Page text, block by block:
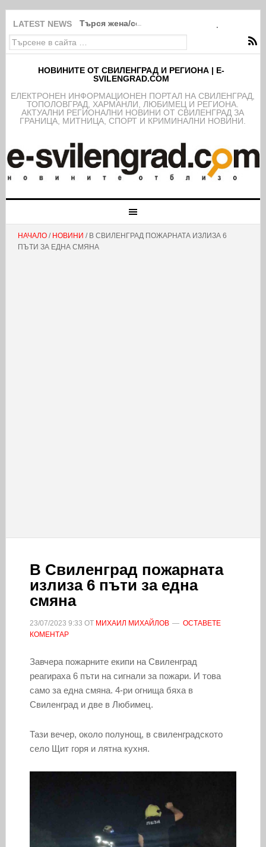
LATEST NEWS Търся жена/семейство за помощ в
НОВИНИТЕ ОТ СВИЛЕНГРАД И РЕГИОНА | E-
SVILENGRAD.COM
EЛЕКТРОНЕН ИНФОРМАЦИОНЕН ПОРТАЛ НА СВИЛЕНГРАД,
ТОПОЛОВГРАД, ХАРМАНЛИ, ЛЮБИМЕЦ И РЕГИОНА.
АКТУАЛНИ РЕГИОНАЛНИ НОВИНИ ОТ СВИЛЕНГРАД ЗА
ГРАНИЦА, МИТНИЦА, СПОРТ И КРИМИНАЛНИ НОВИНИ.
НАЧАЛО/ НОВИНИ / В СВИЛЕНГРАД ПОЖАРНАТА ИЗЛИЗА 6
ПЪТИ ЗА ЕДНА СМЯНА
В Свиленград пожарната
излиза 6 пъти за една
смяна
23/07/2023 9:33 ОТ МИХАИЛ МИХАЙЛОВ
ОСТАВЕТЕ
КОМЕНТАР
Завчера пожарните екипи на Свиленград
реагираха 6 пъти на сигнали за пожари. И това
само за една смяна. 4-ри огнища бяха в
Свиленград и две в Любимец.
Тази вечер, около полунощ, в свиленградското
село Щит горя и лятна кухня.